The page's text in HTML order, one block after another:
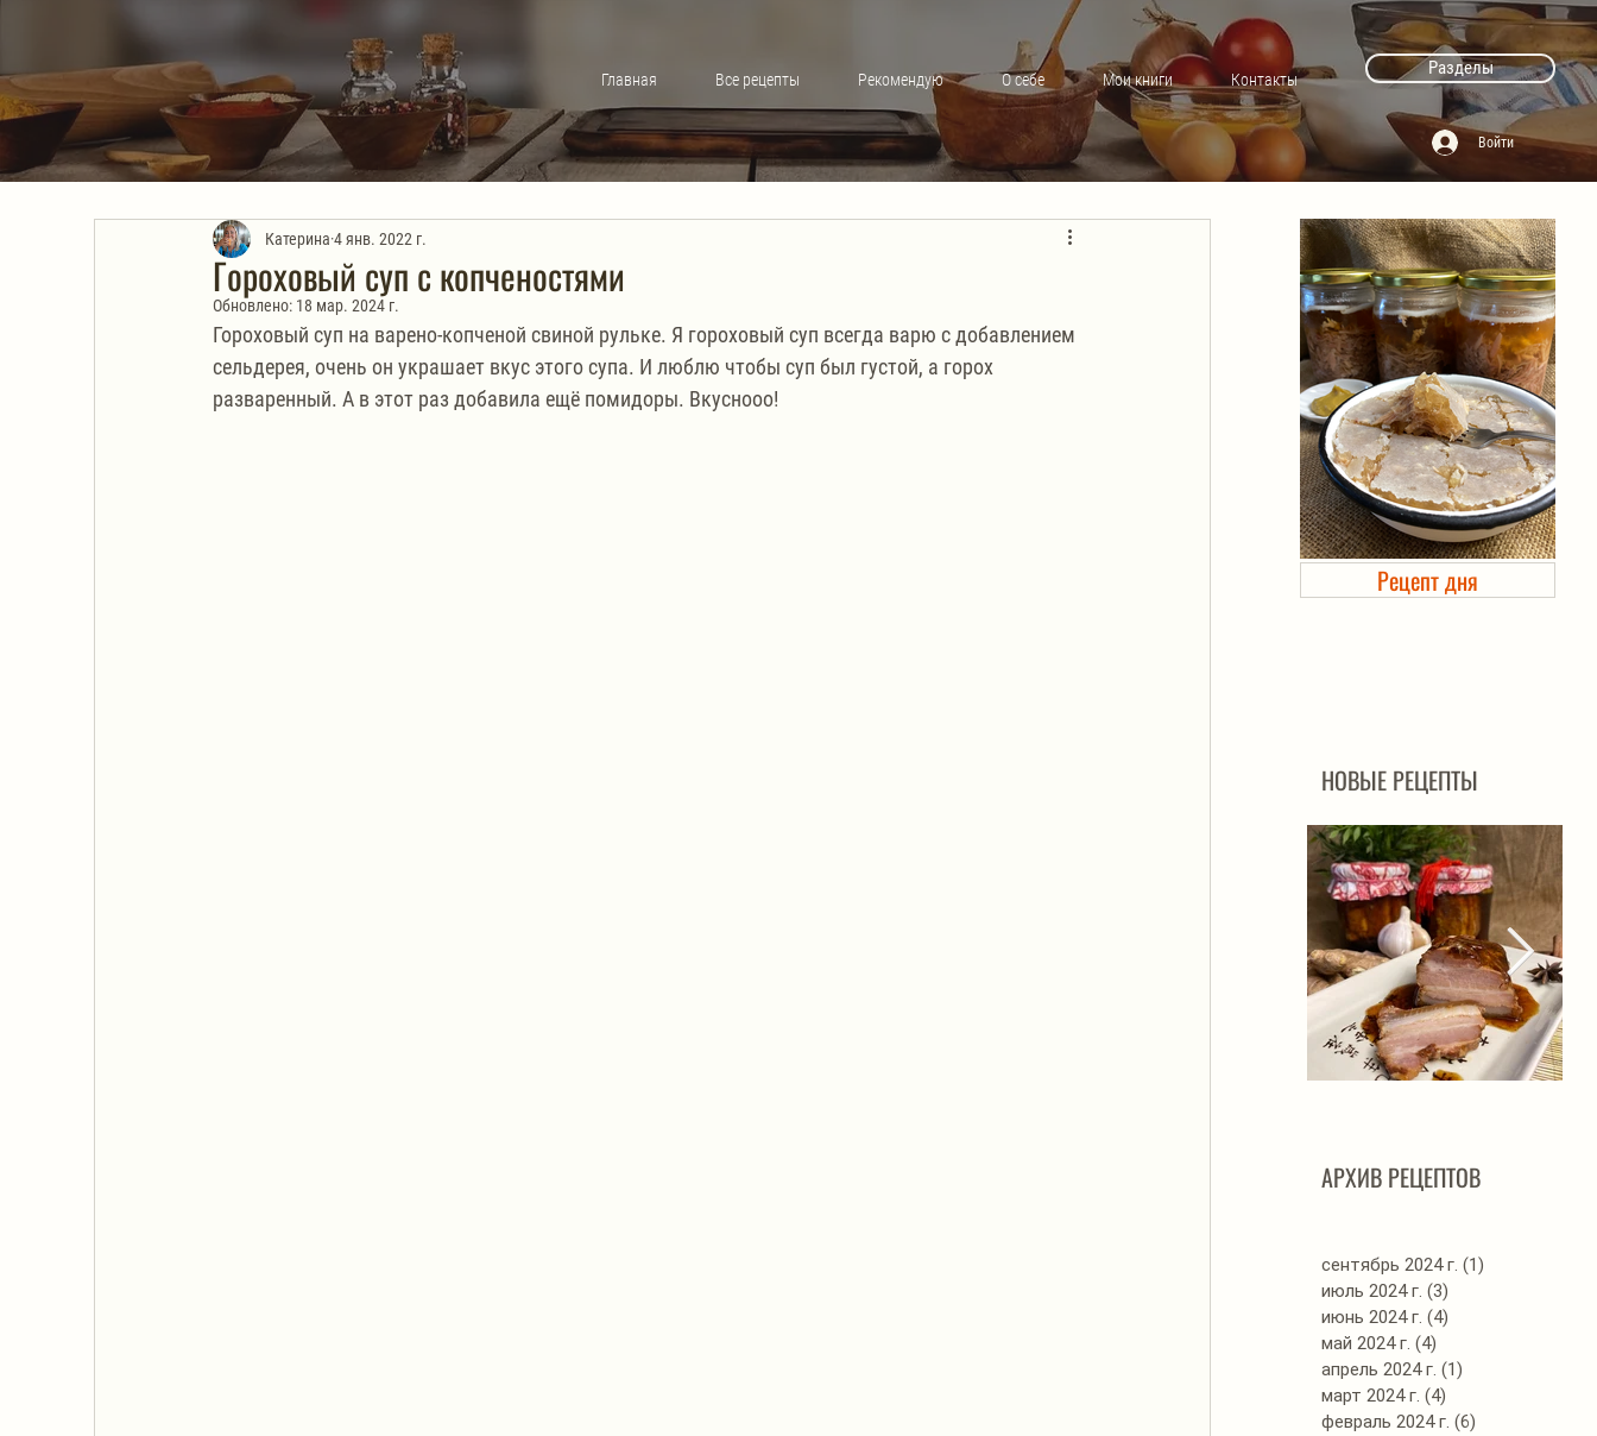
Главная Все рецепты Рекомендую О себе Мои книги Контакты
Разделы
Войти
Гороховый суп с копченостями
Катерина 4 янв. 2022 г.
Обновлено: 18 мар. 2024 г.
Гороховый суп на варено-копченой свиной рульке. Я гороховый суп всегда варю с добавлением
сельдерея, очень он украшает вкус этого супа. И люблю чтобы суп был густой, а горох
разваренный. А в этот раз добавила ещё помидоры. Вкуснооо!
Холодец в банке. Автоклав
Рецепт дня
НОВЫЕ РЕЦЕПТЫ
соусе
АРХИВ РЕЦЕПТОВ
сентябрь 2024 г. (1)
июль 2024 г. (3)
июнь 2024 г. (4)
май 2024 г. (4)
апрель 2024 г. (1)
март 2024 г. (4)
февраль 2024 г. (6)